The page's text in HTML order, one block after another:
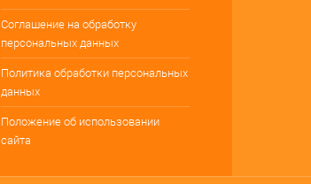
Соглашение на обработку
персональных данных
Политика обработки персональных
данных
Положение об использовании
сайта